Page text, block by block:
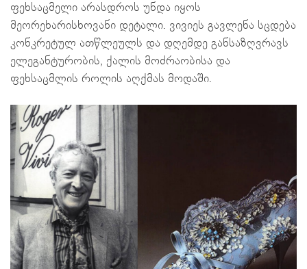
ფეხსაცმელი არასდროს უნდა იყოს
მეორეხარისხოვანი დეტალი. ვივიეს გავლენა სცდება
კონკრეტულ ათწლეულს და დღემდე განსაზღვრავს
ელეგანტურობის, ქალის მოძრაობისა და
ფეხსაცმლის როლის აღქმას მოდაში.